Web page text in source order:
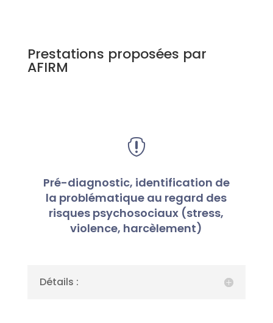
Prestations proposées par
AFIRM

Pré-diagnostic, identification de
la problématique au regard des
risques psychosociaux (stress,
violence, harcèlement)
Détails :